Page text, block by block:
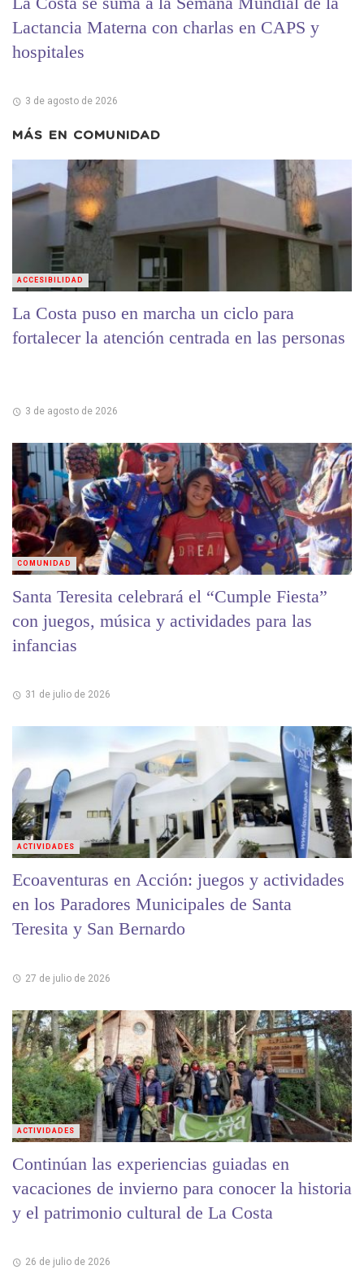
Lactancia Materna con charlas en CAPS y
hospitales
3 de agosto de 2026
MÁS EN COMUNIDAD
La Costa puso en marcha un ciclo para
fortalecer la atención centrada en las personas
3 de agosto de 2026
ACCESIBILIDAD
Santa Teresita celebrará el “Cumple Fiesta”
con juegos, música y actividades para las
infancias
31 de julio de 2026
COMUNIDAD
Ecoaventuras en Acción: juegos y actividades
en los Paradores Municipales de Santa
Teresita y San Bernardo
27 de julio de 2026
ACTIVIDADES
Continúan las experiencias guiadas en
vacaciones de invierno para conocer la historia
y el patrimonio cultural de La Costa
26 de julio de 2026
ACTIVIDADES